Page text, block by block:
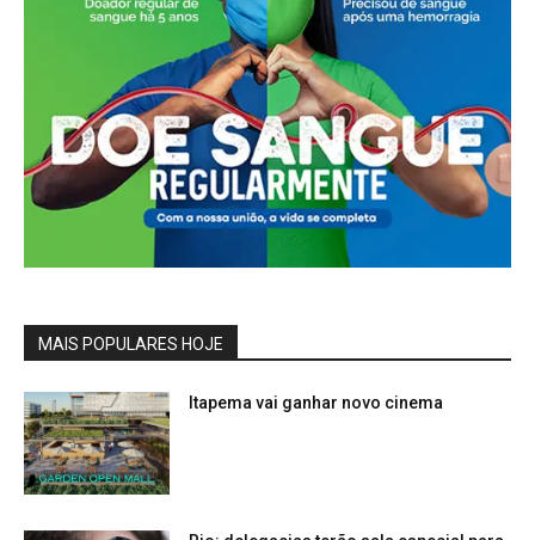
MAIS POPULARES HOJE
Itapema vai ganhar novo cinema